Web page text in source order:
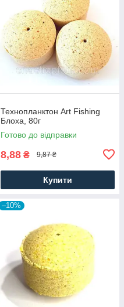
Технопланктон Art Fishing
Блоха, 80г
Готово до відправки
8,88 ₴ 9,87 ₴
Купити
–10%